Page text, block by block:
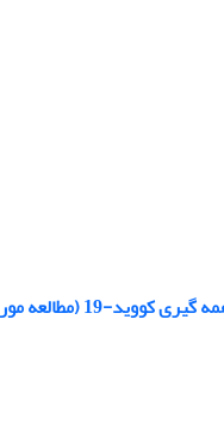
موردی ایران)